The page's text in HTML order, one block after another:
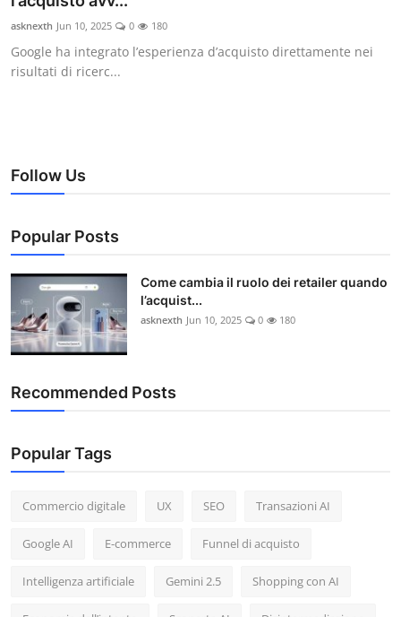
WEXPO
XROOMS
asknexth Jun 10, 2025 0 180
Google ha integrato l’esperienza d’acquisto direttamente nei
risultati di ricerc...
Follow Us
Popular Posts
Come cambia il ruolo dei retailer quando
l’acquist...
asknexth Jun 10, 2025 0 180
Recommended Posts
Popular Tags
Commercio digitale UX SEO Transazioni AI
Google AI E-commerce Funnel di acquisto
Intelligenza artificiale Gemini 2.5 Shopping con AI